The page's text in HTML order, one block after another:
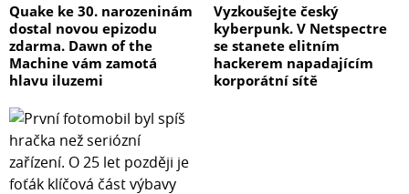
Quake ke 30. narozeninám
dostal novou epizodu
zdarma. Dawn of the
Machine vám zamotá
hlavu iluzemi
Vyzkoušejte český
kyberpunk. V Netspectre
se stanete elitním
hackerem napadajícím
korporátní sítě